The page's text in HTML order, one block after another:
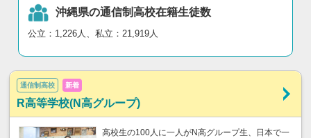
沖縄県の通信制高校在籍生徒数
公立：1,226人、私立：21,919人
通信制高校 新着
R高等学校(N高グループ)
高校生の100人に一人がN高グループ生、日本で一